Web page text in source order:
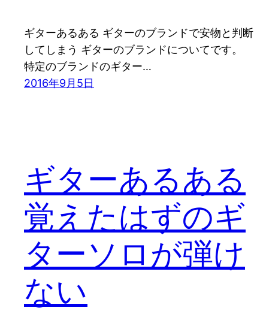
ギターあるある ギターのブランドで安物と判断
してしまう ギターのブランドについてです。
特定のブランドのギター…
2016年9月5日
ギターあるある
覚えたはずのギ
ターソロが弾け
ない